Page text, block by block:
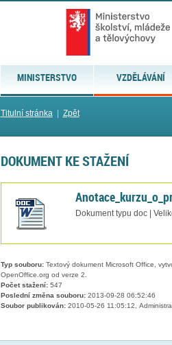
MINISTERSTVO VZDĚLÁVÁNÍ
Titulní stránka| Zpět
DOKUMENT KE STAŽENÍ
Dokument typu doc |
Typ souboru:Textový dokument Microsoft Office,
OpenOffice.org od verze 2.
Počet stažení:547
Poslední změna souboru:2013-09-28 06:52:46
Soubor publikován:2010-05-26 11:05:12,